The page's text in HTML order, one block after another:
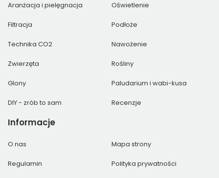
Aranżacja i pielęgnacja Oświetlenie
Filtracja Podłoże
Technika CO2 Nawożenie
Zwierzęta Rośliny
Glony Paludarium i wabi-kusa
DIY - zrób to sam Recenzje
Informacje
O nas Mapa strony
Regulamin Polityka prywatności